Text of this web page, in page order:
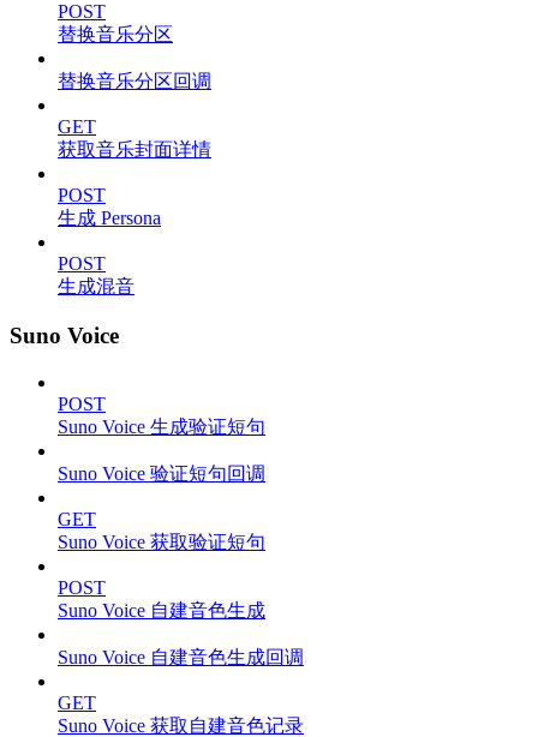
POST
替换音乐分区
替换音乐分区回调
GET
获取音乐封面详情
POST
生成 Persona
POST
生成混音
Suno Voice
POST
Suno Voice 生成验证短句
Suno Voice 验证短句回调
GET
Suno Voice 获取验证短句
POST
Suno Voice 自建音色生成
Suno Voice 自建音色生成回调
GET
Suno Voice 获取自建音色记录